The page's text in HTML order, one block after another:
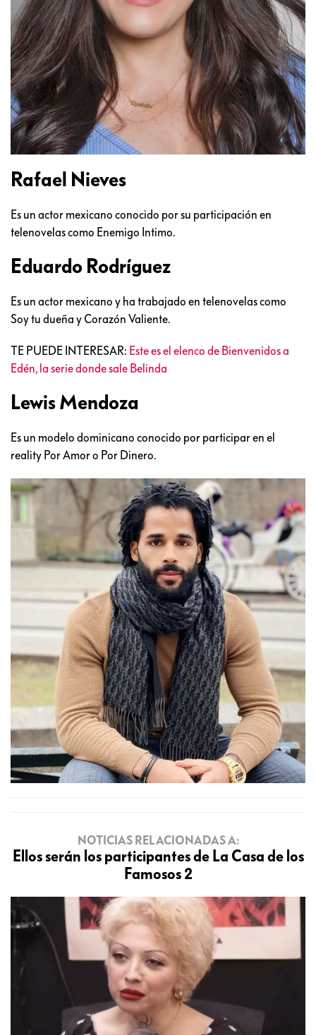
Rafael Nieves
Es un actor mexicano conocido por su participación en
telenovelas como Enemigo Intimo.
Eduardo Rodríguez
Es un actor mexicano y ha trabajado en telenovelas como
Soy tu dueña y Corazón Valiente.
TE PUEDE INTERESAR: Este es el elenco de Bienvenidos a
Edén, la serie donde sale Belinda
Lewis Mendoza
Es un modelo dominicano conocido por participar en el
reality Por Amor o Por Dinero.
NOTICIAS RELACIONADAS A:
Ellos serán los participantes de La Casa de los
Famosos 2